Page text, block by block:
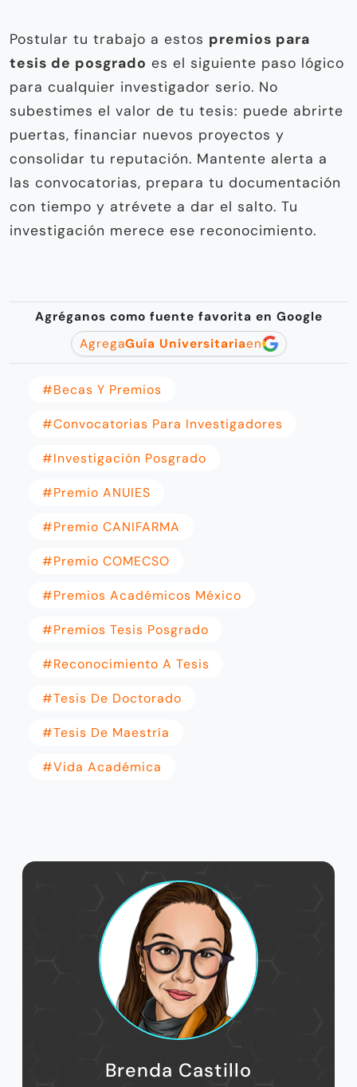
Postular tu trabajo a estos premios para
tesis de posgrado es el siguiente paso lógico
para cualquier investigador serio. No
subestimes el valor de tu tesis: puede abrirte
puertas, financiar nuevos proyectos y
consolidar tu reputación. Mantente alerta a
las convocatorias, prepara tu documentación
con tiempo y atrévete a dar el salto. Tu
investigación merece ese reconocimiento.
Agréganos como fuente favorita en Google
AgregaGuía Universitariaen
#becas Y Premios
#convocatorias Para Investigadores
#investigación Posgrado
#premio ANUIES
#premio CANIFARMA
#premio COMECSO
#premios Académicos México
#premios Tesis Posgrado
#reconocimiento A Tesis
#tesis De Doctorado
#tesis De Maestría
#vida Académica
Brenda Castillo